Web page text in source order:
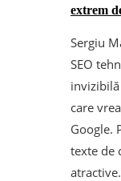
extrem
Sergiu
SEO
care
Google.
texte de